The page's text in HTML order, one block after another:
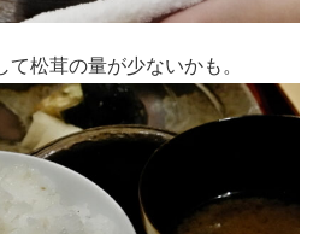
松茸の量が少ないかも。